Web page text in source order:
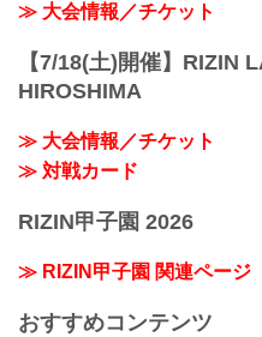
≫ 大会情報／チケット
【7/18(土)開催】RIZIN
HIROSHIMA
≫ 大会情報／チケット
≫ 対戦カード
RIZIN甲子園 2026
≫ RIZIN甲子園 関連ページ
おすすめコンテンツ